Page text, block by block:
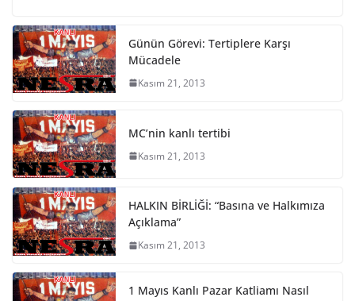
Günün Görevi: Tertiplere Karşı
Mücadele
Kasım 21, 2013
MC’nin kanlı tertibi
Kasım 21, 2013
HALKIN BİRLİĞİ: “Basına ve Halkımıza
Açıklama”
Kasım 21, 2013
1 Mayıs Kanlı Pazar Katliamı Nasıl